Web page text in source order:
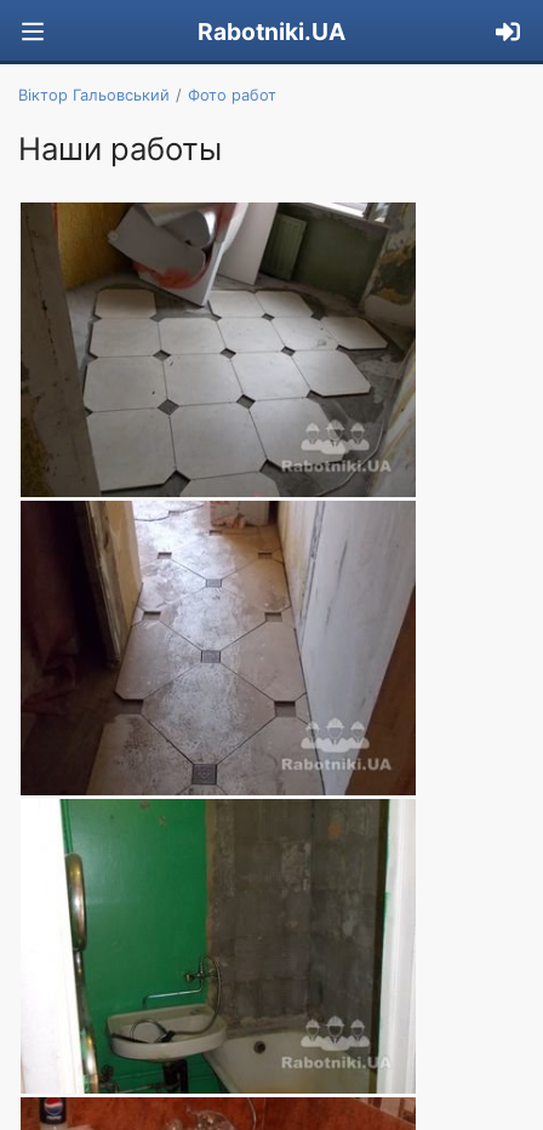
Rabotniki.UA
Віктор Гальовський Фото работ
Наши работы